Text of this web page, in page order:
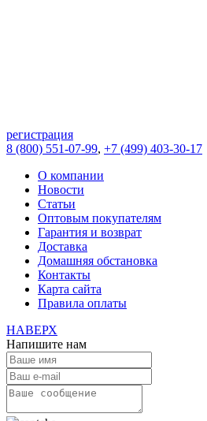
регистрация
8 (800) 551-07-99, +7 (499) 403-30-17
О компании
Новости
Статьи
Оптовым покупателям
Гарантия и возврат
Доставка
Домашняя обстановка
Контакты
Карта сайта
Правила оплаты
НАВЕРХ
Напишите нам